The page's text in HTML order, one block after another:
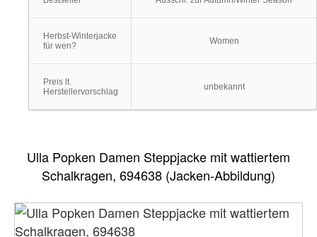
Herbst-Winterjacke
für wen?
Women
Preis lt.
Herstellervorschlag
unbekannt
Ulla Popken Damen Steppjacke mit wattiertem
Schalkragen, 694638 (Jacken-Abbildung)